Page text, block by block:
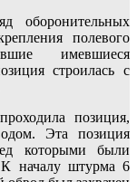
оборонительных
полевого
имевшиеся
строилась с
позиция,
Эта позиция
которыми были
К началу штурма 6